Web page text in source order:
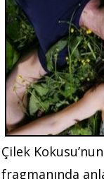
Çilek
fragmanında